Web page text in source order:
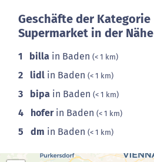
Geschäfte der Kategorie
Supermarket in der Nähe
1 billa in Baden (< 1 km)
2 lidl in Baden (< 1 km)
3 bipa in Baden (< 1 km)
4 hoferin Baden (< 1 km)
5 dm in Baden (< 1 km)